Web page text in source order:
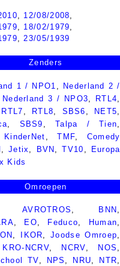
, 12/08/2008,
, 18/02/1979,
,23/05/1939
Zenders
1 / NPO1
Nederland 2 /
Nederland 3 / NPO3 RTL4
RTL7 RTL8 SBS6 NET5
SBS9 ,Talpa / Tien
KinderNet ,TMF
Comedy
Jetix BVN ,TV10
Europa
Kids
Omroepen
AVROTROS , BNN ,
, EO, Feduco, Human,
, IKOR,Joodse Omroep,
KRO-NCRV, NCRV, NOS ,
TV, NPS , NRU, NTR,